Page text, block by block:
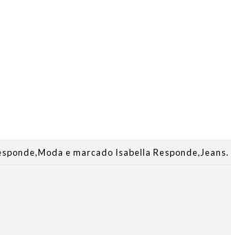
,Moda e marcado Isabella Responde, Jeans.